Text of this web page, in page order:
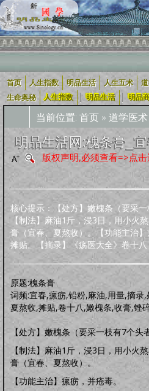
相关栏目导航：
用户入口
企业用户 道学五术 人生五术
道学经
典
四库全
书
轩怡文养生撷
粹
道家文
化
哲学宗
教
古典散
文
古典
人生指数
人生指数 社会指数 职业指数 道德指数
上古咒语
明品生活
调养保健 鸡汤杂谈 风水家居 中正汉服
虚拟人生
虚拟父母
人生五术
技能职场 婚恋家庭 人际社交 思维道德
道学五术
道学卜算术 道学命理术
道学医术
中药常识 中药方剂 药膳食谱 偏方秘方
首页 人生指数 明品生活 人生五术
生命奥秘
人生指数 | 明品生活 | 明品
当前位置: 首页 » 道学医术
明品生活网:槐条膏_
版权声明,必须查看=>点击
核心提示：【处方】嫩槐条（要采一
【制法】麻油1斤，浸3日，用小火
膏（宜春、夏熬收）。【功能主治】
摊贴。【摘录】《疡医大全》卷十八
原题:槐条膏
词频:宜春,瘰疬,铅粉,麻油,用量,摘录
夏熬收,摊贴,卷十八,嫩槐条,收膏,锉
【处方】嫩槐条（要采一枝有7个头
【制法】麻油1斤，浸3日，用小火
膏（宜春、夏熬收）。
【功能主治】瘰疬，并疮毒。